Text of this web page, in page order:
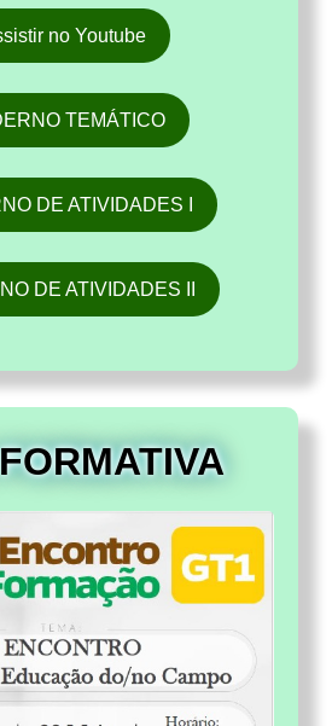
no Youtube
TEMÁTICO
DE ATIVIDADES I
DE ATIVIDADES II